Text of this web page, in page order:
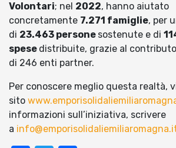
Volontari; nel 2022, hanno aiutato
concretamente 7.271 famiglie, per
di 23.463 persone sostenute e di
spese distribuite, grazie al
di 246 enti partner.
Per conoscere meglio questa realtà,
sito
informazioni sull’iniziativa, scrivere
a